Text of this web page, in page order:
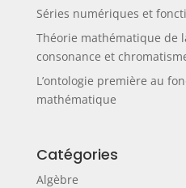
Séries numériques et
Théorie mathématique de
consonance et
L’ontologie première au
mathématique
Catégories
Algèbre